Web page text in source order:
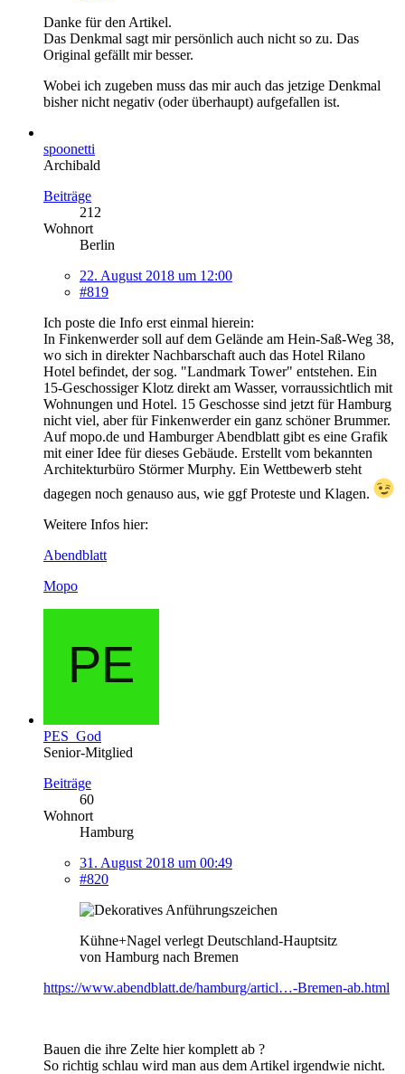
Danke für den Artikel.
Das Denkmal sagt mir persönlich auch nicht so zu. Das
Original gefällt mir besser.
Wobei ich zugeben muss das mir auch das jetzige Denkmal
bisher nicht negativ (oder überhaupt) aufgefallen ist.
spoonetti
Archibald
Beiträge
212
Wohnort
Berlin
22. August 2018 um 12:00
#819
Ich poste die Info erst einmal hierein:
In Finkenwerder soll auf dem Gelände am Hein-Saß-Weg 38,
wo sich in direkter Nachbarschaft auch das Hotel Rilano
Hotel befindet, der sog. "Landmark Tower" entstehen. Ein
15-Geschossiger Klotz direkt am Wasser, vorraussichtlich mit
Wohnungen und Hotel. 15 Geschosse sind jetzt für Hamburg
nicht viel, aber für Finkenwerder ein ganz schöner Brummer.
Auf mopo.de und Hamburger Abendblatt gibt es eine Grafik
mit einer Idee für dieses Gebäude. Erstellt vom bekannten
Architekturbüro Störmer Murphy. Ein Wettbewerb steht
dagegen noch genauso aus, wie ggf Proteste und Klagen.
Weitere Infos hier:
Abendblatt
Mopo
PES_God
Senior-Mitglied
Beiträge
60
Wohnort
Hamburg
31. August 2018 um 00:49
#820
Kühne+Nagel verlegt Deutschland-Hauptsitz
von Hamburg nach Bremen
https://www.abendblatt.de/hamburg/articl…-Bremen-ab.html
Bauen die ihre Zelte hier komplett ab ?
So richtig schlau wird man aus dem Artikel irgendwie nicht.